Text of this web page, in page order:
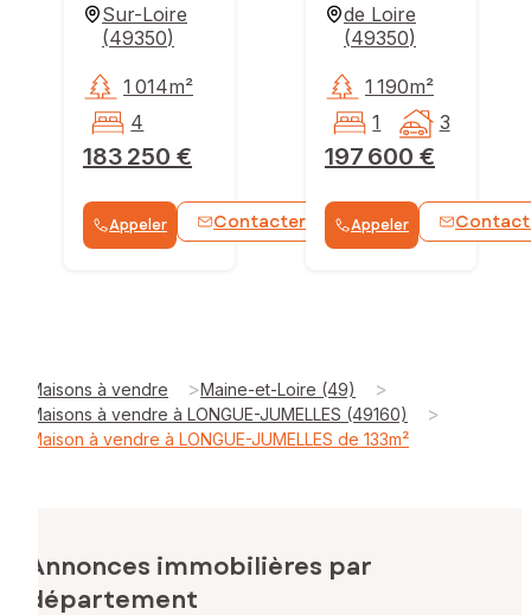
Sur-Loire
(49350)
183 250 €
1 014m²
4
Appeler Contacter WhatsApp
de Loire
(49350)
197 600 €
1 190m²
1
3
Appeler
Maisons à vendre >Maine-et-Loire (49) >
Maisons à vendre à LONGUE-JUMELLES (49160) >
Maison à vendre à LONGUE-JUMELLES de 133m²
Annonces immobilières par
département